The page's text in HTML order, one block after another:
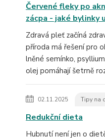
Červené fleky po
zácpa - jaké bylinky
Zdravá pleť začíná
příroda má řešení pro
lněné semínko,
olej pomáhají šetrně
02.11.2025 Tipy na
Redukční dieta
Hubnutí není jen o